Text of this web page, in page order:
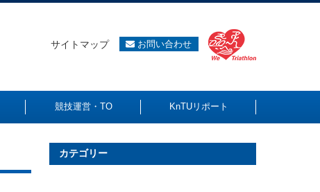
サイトマップ お問い合わせ
競技運営・TO KnTUリポート
カテゴリー